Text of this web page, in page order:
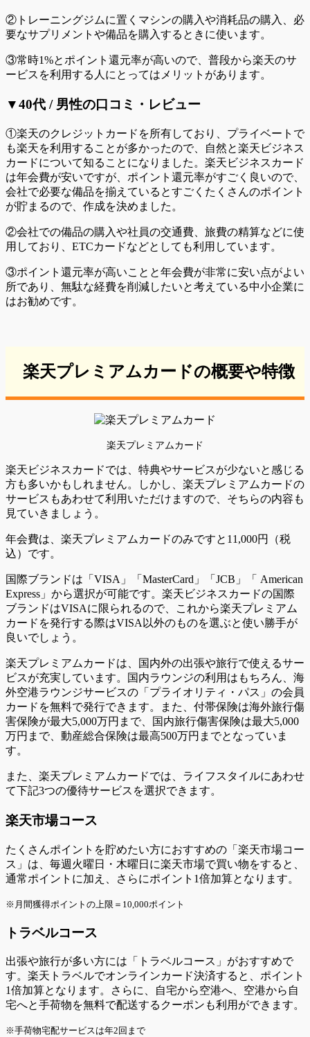
②トレーニングジムに置くマシンの購入や消耗品の購入、必
要なサプリメントや備品を購入するときに使います。
③常時1%とポイント還元率が高いので、普段から楽天のサ
ービスを利用する人にとってはメリットがあります。
▼40代 / 男性の口コミ・レビュー
①楽天のクレジットカードを所有しており、プライベートで
も楽天を利用することが多かったので、自然と楽天ビジネス
カードについて知ることになりました。楽天ビジネスカード
は年会費が安いですが、ポイント還元率がすごく良いので、
会社で必要な備品を揃えているとすごくたくさんのポイント
が貯まるので、作成を決めました。
②会社での備品の購入や社員の交通費、旅費の精算などに使
用しており、ETCカードなどとしても利用しています。
③ポイント還元率が高いことと年会費が非常に安い点がよい
所であり、無駄な経費を削減したいと考えている中小企業に
はお勧めです。
楽天プレミアムカードの概要や特徴
楽天プレミアムカード
楽天ビジネスカードでは、特典やサービスが少ないと感じる
方も多いかもしれません。しかし、楽天プレミアムカードの
サービスもあわせて利用いただけますので、そちらの内容も
見ていきましょう。
年会費は、楽天プレミアムカードのみですと11,000円（税
込）です。
国際ブランドは「VISA」「MasterCard」「JCB」「 American
Express」から選択が可能です。楽天ビジネスカードの国際
ブランドはVISAに限られるので、これから楽天プレミアム
カードを発行する際はVISA以外のものを選ぶと使い勝手が
良いでしょう。
楽天プレミアムカードは、国内外の出張や旅行で使えるサー
ビスが充実しています。国内ラウンジの利用はもちろん、海
外空港ラウンジサービスの「プライオリティ・パス」の会員
カードを無料で発行できます。また、付帯保険は海外旅行傷
害保険が最大5,000万円まで、国内旅行傷害保険は最大5,000
万円まで、動産総合保険は最高500万円までとなっていま
す。
また、楽天プレミアムカードでは、ライフスタイルにあわせ
て下記3つの優待サービスを選択できます。
楽天市場コース
たくさんポイントを貯めたい方におすすめの「楽天市場コー
ス」は、毎週火曜日・木曜日に楽天市場で買い物をすると、
通常ポイントに加え、さらにポイント1倍加算となります。
※月間獲得ポイントの上限＝10,000ポイント
トラベルコース
出張や旅行が多い方には「トラベルコース」がおすすめで
す。楽天トラベルでオンラインカード決済すると、ポイント
1倍加算となります。さらに、自宅から空港へ、空港から自
宅へと手荷物を無料で配送するクーポンも利用ができます。
※手荷物宅配サービスは年2回まで